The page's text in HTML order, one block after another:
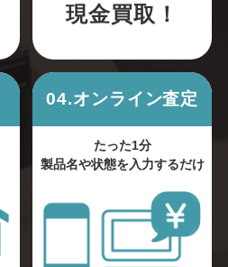
現金買取！
04.オンライン査定
たった1分
製品名や状態を入力するだけ